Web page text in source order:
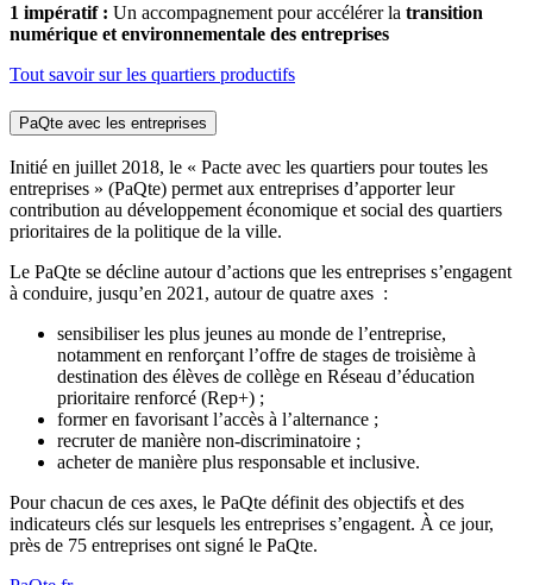
1 impératif : Un accompagnement pour accélérer la transition
numérique et environnementale des entreprises
Tout savoir sur les quartiers productifs
PaQte avec les entreprises
Initié en juillet 2018, le « Pacte avec les quartiers pour toutes les
entreprises » (PaQte) permet aux entreprises d’apporter leur
contribution au développement économique et social des quartiers
prioritaires de la politique de la ville.
Le PaQte se décline autour d’actions que les entreprises s’engagent
à conduire, jusqu’en 2021, autour de quatre axes :
sensibiliser les plus jeunes au monde de l’entreprise,
notamment en renforçant l’offre de stages de troisième à
destination des élèves de collège en Réseau d’éducation
prioritaire renforcé (Rep+) ;
former en favorisant l’accès à l’alternance ;
recruter de manière non-discriminatoire ;
acheter de manière plus responsable et inclusive.
Pour chacun de ces axes, le PaQte définit des objectifs et des
indicateurs clés sur lesquels les entreprises s’engagent. À ce jour,
près de 75 entreprises ont signé le PaQte.